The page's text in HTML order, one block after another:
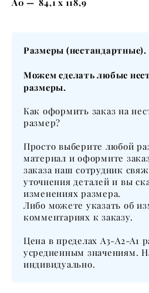
Размеры (нестандартные).
Можем сделать любые
размеры.
Как оформить заказ на
размер?
Просто выберите любой
материал и оформите
заказа наш сотрудник
уточнения деталей и вы
изменениях размера.
Либо можете указать об
комментариях к заказу.
Цена в пределах А3-А2-А1
усредненным значениям.
индивидуально.